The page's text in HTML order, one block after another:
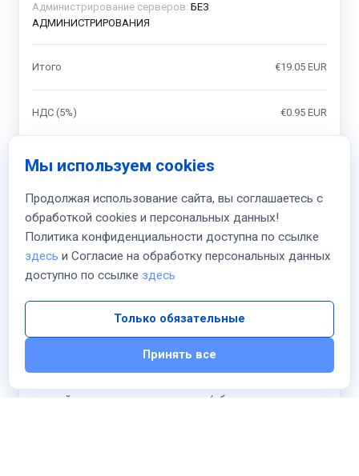
Администрирование серверов: БЕЗ
АДМИНИСТРИРОВАНИЯ
Итого €19.05 EUR
НДС (5%) €0.95 EUR
Итого
К оплате сегодня
€20.00 EUR
Соглашаюсь
на обработку персональных
Я ознакомлен(а) с условиями предоставления
действуют правила возврата/обмена для
Мы используем cookies
Продолжая использование сайта, вы соглашаетесь с
обработкой cookies и персональных данных!
Политика конфиденциальности доступна по ссылке
здесь и Согласие на обработку персональных данных
доступно по ссылке здесь
Только обязательные
Принять все